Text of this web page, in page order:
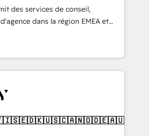
websites with UX, messaging,
that drive results. 🤖AI
with tailored AI services. 🧩
HubSpot with custom
des services de conseil,
dans la région EMEA et
plus de 115 experts en
Growth, Revops, CRM et
an integrator. With over 115
(We focus on EMEA - USA